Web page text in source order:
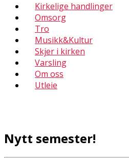
Kirkelige handlinger
Omsorg
Tro
Musikk&Kultur
Skjer i kirken
Varsling
Om oss
Utleie
Nytt semester!